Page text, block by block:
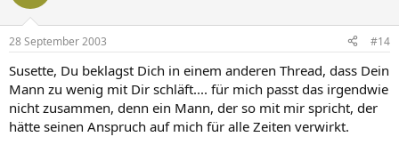
28 September 2003 #14
Susette, Du beklagst Dich in einem anderen Thread, dass Dein
Mann zu wenig mit Dir schläft.... für mich passt das irgendwie
nicht zusammen, denn ein Mann, der so mit mir spricht, der
hätte seinen Anspruch auf mich für alle Zeiten verwirkt.